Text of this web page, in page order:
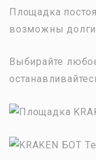
Площадка
возможны
Выбирайте